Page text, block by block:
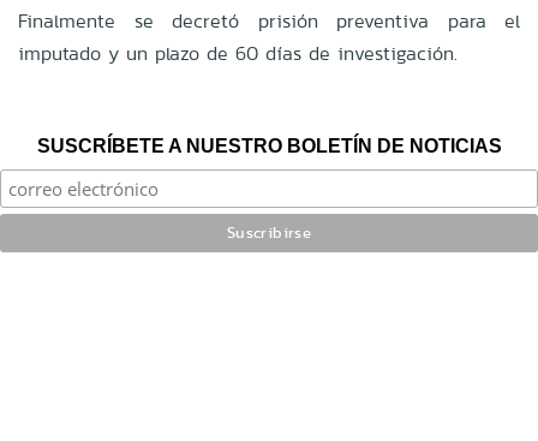
Finalmente se decretó prisión preventiva para el
imputado y un plazo de 60 días de investigación.
SUSCRÍBETE A NUESTRO BOLETÍN DE NOTICIAS